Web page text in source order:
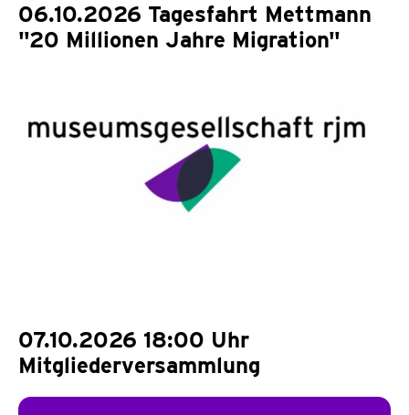
06.10.2026 Tagesfahrt Mettmann
"20 Millionen Jahre Migration"
07.10.2026 18:00 Uhr
Mitgliederversammlung